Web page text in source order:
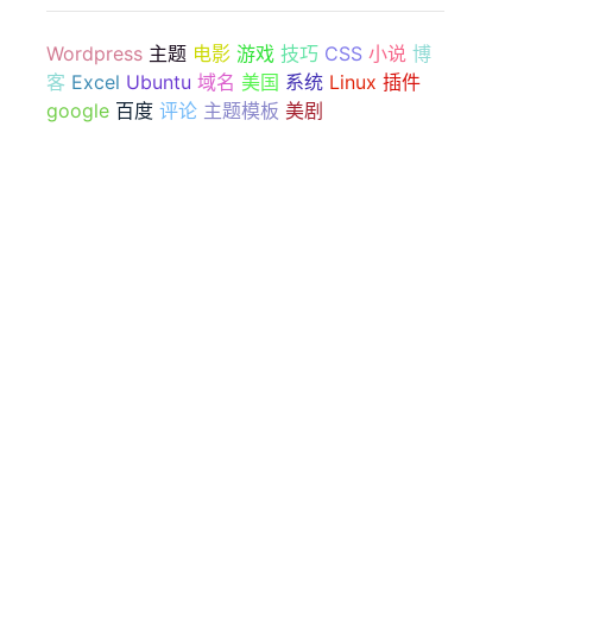
Wordpress 主题 电影 游戏 技巧 CSS 小说 博
客 Excel Ubuntu 域名 美国 系统 Linux 插件
google 百度 评论 主题模板 美剧